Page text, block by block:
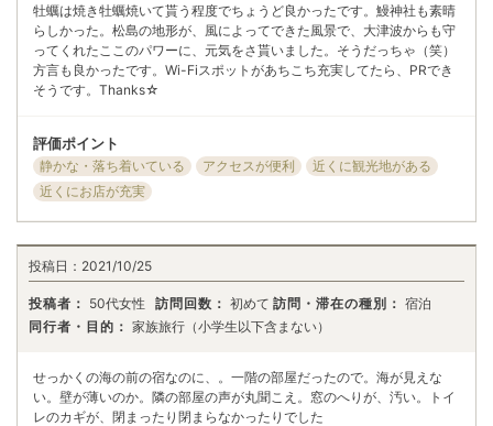
牡蠣は焼き牡蠣焼いて貰う程度でちょうど良かったです。鰻神社も素晴
らしかった。松島の地形が、風によってできた風景で、大津波からも守
ってくれたここのパワーに、元気をさ貰いました。そうだっちゃ（笑）
方言も良かったです。Wi-Fiスポットがあちこち充実してたら、PRでき
そうです。Thanks☆
評価ポイント
静かな・落ち着いている アクセスが便利
近くに観光地がある
近くにお店が充実
投稿日： 2021/10/25
投稿者： 50代女性 訪問回数： 初めて 訪問・滞在の種別： 宿泊
同行者・目的： 家族旅行（小学生以下含まない）
せっかくの海の前の宿なのに、。一階の部屋だったので。海が見えな
い。壁が薄いのか。隣の部屋の声が丸聞こえ。窓のへりが、汚い。トイ
レのカギが、閉まったり閉まらなかったりでした